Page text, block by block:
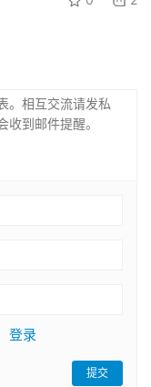
登录
提交